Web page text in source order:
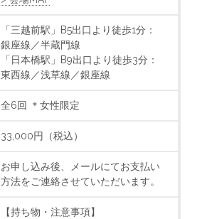
「三越前駅」B5出口より徒歩1分：
銀座線／半蔵門線
「日本橋駅」B9出口より徒歩3分：
東西線／浅草線／銀座線
全6回 ＊女性限定
33,000円（税込）
お申し込み後、メールにてお支払い
方法をご連絡させていただいます。
【持ち物・注意事項】